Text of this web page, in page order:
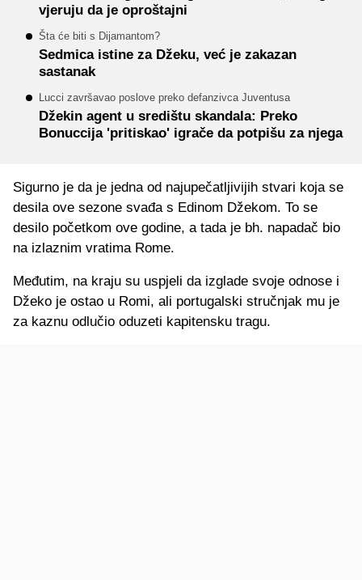
vjeruju da je oproštajni
Šta će biti s Dijamantom?
Sedmica istine za Džeku, već je zakazan
sastanak
Lucci završavao poslove preko defanzivca Juventusa
Džekin agent u središtu skandala: Preko
Bonuccija 'pritiskao' igrače da potpišu za njega
Sigurno je da je jedna od najupečatljivijih stvari koja se
desila ove sezone svađa s Edinom Džekom. To se
desilo početkom ove godine, a tada je bh. napadač bio
na izlaznim vratima Rome.
Međutim, na kraju su uspjeli da izglade svoje odnose i
Džeko je ostao u Romi, ali portugalski stručnjak mu je
za kaznu odlučio oduzeti kapitensku tragu.